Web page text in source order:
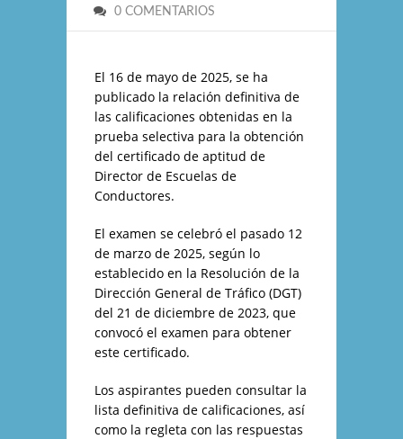
0 COMENTARIOS
El 16 de mayo de 2025, se ha
publicado la relación definitiva de
las calificaciones obtenidas en la
prueba selectiva para la obtención
del certificado de aptitud de
Director de Escuelas de
Conductores.
El examen se celebró el pasado 12
de marzo de 2025, según lo
establecido en la Resolución de la
Dirección General de Tráfico (DGT)
del 21 de diciembre de 2023, que
convocó el examen para obtener
este certificado.
Los aspirantes pueden consultar la
lista definitiva de calificaciones, así
como la regleta con las respuestas